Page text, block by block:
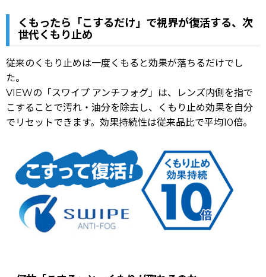
くもったら「こするだけ」で視界が復活する、次
世代くもり止め
従来のくもり止めは一度くもると効果が落ちるだけでし
た。
VIEWの「スワイプ アンチフォグ」は、レンズ内側を指で
こすることで汚れ・油分を除去し、くもり止め効果を自分
でリセットできます。効果持続性は従来品比で平均10倍。